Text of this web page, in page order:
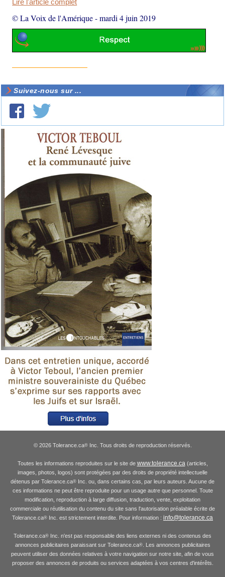
Lire l'article complet
© La Voix de l'Amérique-mardi 4 juin 2019
Suivez-nous sur ...
© 2026 Tolerance.ca®Inc. Tous droits de reproduction réservés.
Toutes les informations reproduites sur le site de www.tolerance.ca(articles,
images, photos, logos) sont protégées par des droits de propriété intellectuelle
détenus par Tolerance.ca® Inc. ou, dans certains cas, par leurs auteurs. Aucune de
ces informations ne peut être reproduite pour un usage autre que personnel. Toute
modification, reproduction à large diffusion, traduction, vente, exploitation
commerciale ou réutilisation du contenu du site sans l'autorisation préalable écrite de
Tolerance.ca® Inc. est strictement interdite. Pour information : info@tolerance.ca
Tolerance.ca® Inc. n'est pas responsable des liens externes ni des contenus des
annonces publicitaires paraissant sur Tolerance.ca®. Les annonces publicitaires
peuvent utiliser des données relatives à votre navigation sur notre site, afin de vous
proposer des annonces de produits ou services adaptées à vos centres d'intérêts.